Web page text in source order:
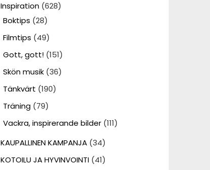
Inspiration(628)
Boktips (28)
Filmtips (49)
Gott, gott!(151)
Skön musik(36)
Tänkvärt (190)
Träning(79)
Vackra, inspirerande bilder(111)
KAUPALLINEN KAMPANJA(34)
KOTOILU JA HYVINVOINTI(41)